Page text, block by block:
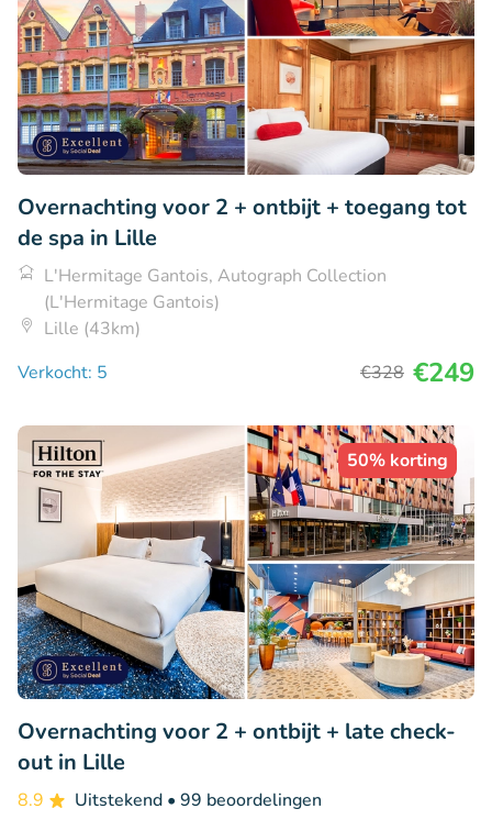
Overnachting voor 2 + ontbijt + toegang tot
de spa in Lille
L'Hermitage Gantois, Autograph Collection
(L'Hermitage Gantois)
Lille (43km)
Verkocht: 5
€328 €249
50% korting
Overnachting voor 2 + ontbijt + late check-
out in Lille
8.9 Uitstekend • 99 beoordelingen